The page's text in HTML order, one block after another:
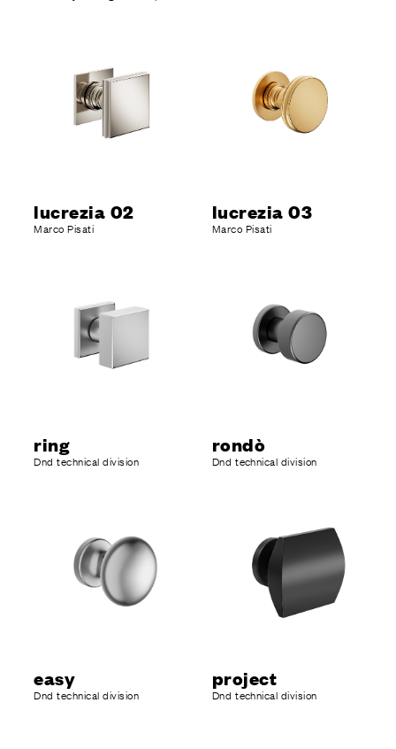
lucrezia 02
Marco Pisati
lucrezia 03
Marco Pisati
ring
Dnd technical division
rondò
Dnd technical division
easy
Dnd technical division
project
Dnd technical division